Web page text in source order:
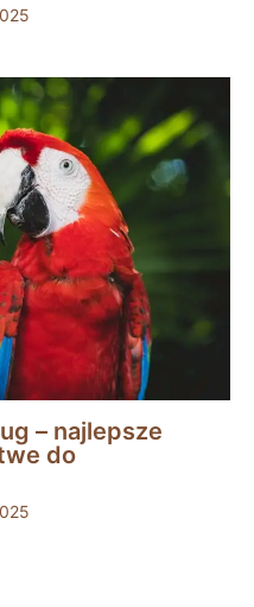
– najlepsze
do